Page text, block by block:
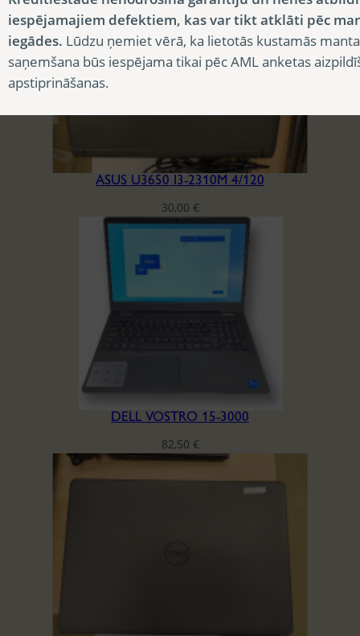
ASUS U3650 I3-2310M 4/120
30,00 €
DELL VOSTRO 15-3000
82,50 €
iespējamajiem defektiem, kas var tikt atklāti pēc
iegādes. Lūdzu ņemiet vērā, ka lietotās kustamās
saņemšana būs iespējama tikai pēc AML anketas
apstiprināšanas.